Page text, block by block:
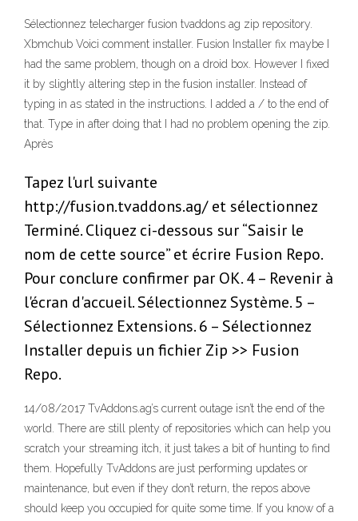
Sélectionnez telecharger fusion tvaddons ag zip repository.
Xbmchub Voici comment installer. Fusion Installer fix maybe I
had the same problem, though on a droid box. However I fixed
it by slightly altering step in the fusion installer. Instead of
typing in as stated in the instructions. I added a / to the end of
that. Type in after doing that I had no problem opening the zip.
Après
Tapez l'url suivante
http://fusion.tvaddons.ag/ et sélectionnez
Terminé. Cliquez ci-dessous sur “Saisir le
nom de cette source” et écrire Fusion Repo.
Pour conclure confirmer par OK. 4 – Revenir à
l'écran d'accueil. Sélectionnez Système. 5 –
Sélectionnez Extensions. 6 – Sélectionnez
Installer depuis un fichier Zip >> Fusion
Repo.
14/08/2017 TvAddons.ag’s current outage isn’t the end of the
world. There are still plenty of repositories which can help you
scratch your streaming itch, it just takes a bit of hunting to find
them. Hopefully TvAddons are just performing updates or
maintenance, but even if they don’t return, the repos above
should keep you occupied for quite some time. If you know of a